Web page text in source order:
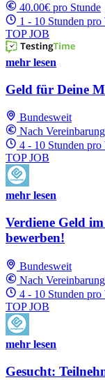
40.00€ pro Stunde
1 - 10 Stunden pro
TOP JOB
mehr lesen
Geld für Deine
Bundesweit
Nach Vereinbarung
4 - 10 Stunden pro
TOP JOB
mehr lesen
Verdiene Geld
bewerben!
Bundesweit
Nach Vereinbarung
4 - 10 Stunden pro
TOP JOB
mehr lesen
Gesucht: